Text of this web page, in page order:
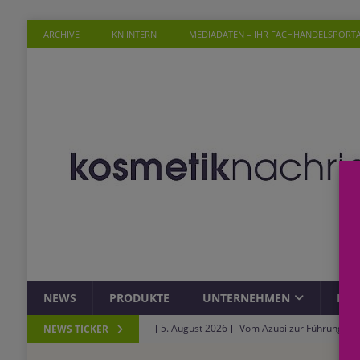
ARCHIVE KN INTERN MEDIADATEN – IHR
NEWS PRODUKTE UNTERNEHMEN
NEWS TICKER [ 5. August 2026 ] Vom Azubi zur
ROSSMANN und Viva